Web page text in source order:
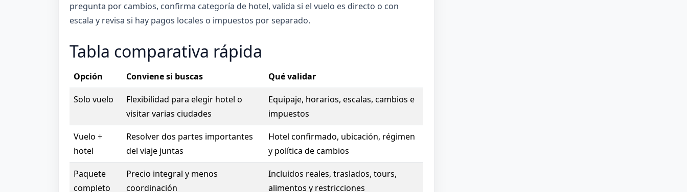
pregunta por cambios, confirma categoría de hotel, valida si el vuelo es directo o con
escala y revisa si hay pagos locales o impuestos por separado.
Tabla comparativa rápida
Opción Conviene si buscas Qué validar
Solo vuelo
Flexibilidad para elegir hotel o
visitar varias ciudades
Equipaje, horarios, escalas, cambios e
impuestos
Vuelo +
hotel
Resolver dos partes importantes
del viaje juntas
Hotel confirmado, ubicación, régimen
y política de cambios
Paquete
completo
Precio integral y menos
coordinación
Incluidos reales, traslados, tours,
alimentos y restricciones